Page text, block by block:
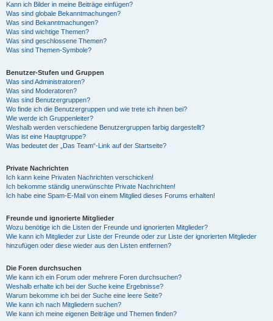
Kann ich Bilder in meine Beiträge einfügen?
Was sind globale Bekanntmachungen?
Was sind Bekanntmachungen?
Was sind wichtige Themen?
Was sind geschlossene Themen?
Was sind Themen-Symbole?
Benutzer-Stufen und Gruppen
Was sind Administratoren?
Was sind Moderatoren?
Was sind Benutzergruppen?
Wo finde ich die Benutzergruppen und wie trete ich ihnen bei?
Wie werde ich Gruppenleiter?
Weshalb werden verschiedene Benutzergruppen farbig dargestellt?
Was ist eine Hauptgruppe?
Was bedeutet der „Das Team“-Link auf der Startseite?
Private Nachrichten
Ich kann keine Privaten Nachrichten verschicken!
Ich bekomme ständig unerwünschte Private Nachrichten!
Ich habe eine Spam-E-Mail von einem Mitglied dieses Forums erhalten!
Freunde und ignorierte Mitglieder
Wozu benötige ich die Listen der Freunde und ignorierten Mitglieder?
Wie kann ich Mitglieder zur Liste der Freunde oder zur Liste der ignorierten Mitglieder
hinzufügen oder diese wieder aus den Listen entfernen?
Die Foren durchsuchen
Wie kann ich ein Forum oder mehrere Foren durchsuchen?
Weshalb erhalte ich bei der Suche keine Ergebnisse?
Warum bekomme ich bei der Suche eine leere Seite?
Wie kann ich nach Mitgliedern suchen?
Wie kann ich meine eigenen Beiträge und Themen finden?